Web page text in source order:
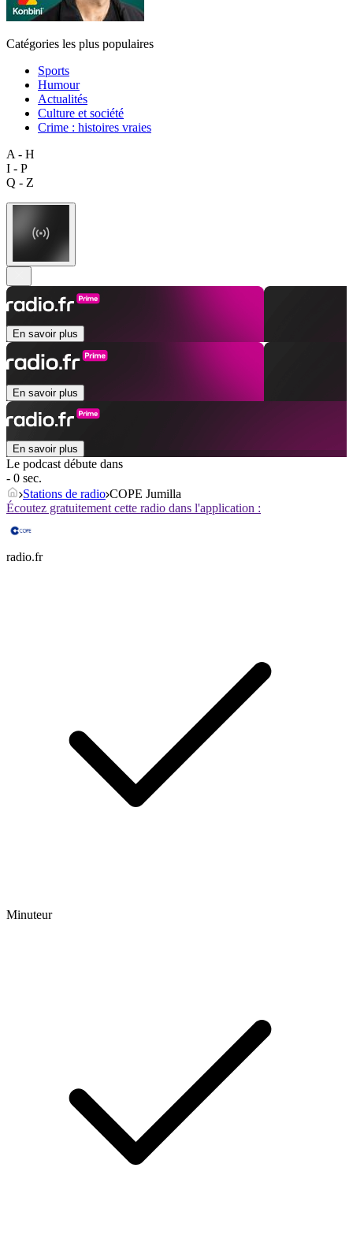
Catégories les plus populaires
Sports
Humour
Actualités
Culture et société
Crime : histoires vraies
A - H
I - P
Q - Z
En savoir plus
En savoir plus
En savoir plus
Le podcast débute dans
- 0 sec.
Stations de radio COPE Jumilla
Écoutez gratuitement cette radio dans l'application :
radio.fr
Minuteur